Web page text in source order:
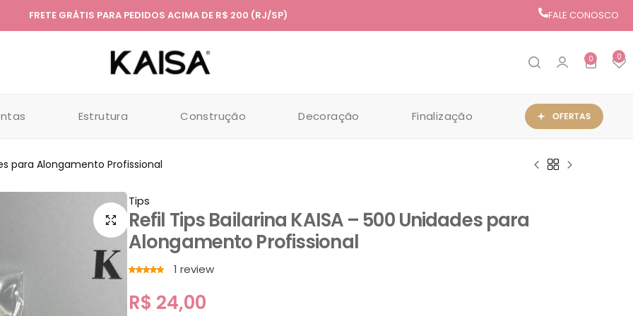
FRETE GRÁTIS PARA PEDIDOS ACIMA DE R$ 200 (RJ/SP) FALE CONOSCO
0 0
Estrutura Construção Decoração Finalização
para Alongamento Profissional
Tips
Refil Tips Bailarina KAISA – 500 Unidades para
Alongamento Profissional
1 review
R$ 24,00